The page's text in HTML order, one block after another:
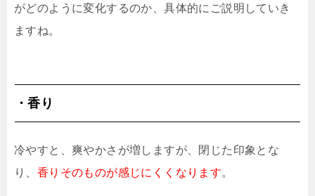
がどのように変化するのか、具体的にご説明していき
ますね。
・香り
冷やすと、爽やかさが増しますが、閉じた印象とな
り、 香りそのものが感じにくくなります。